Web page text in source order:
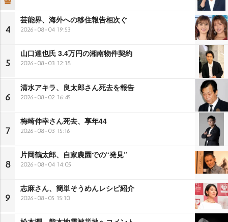
4
芸能界、海外への移住報告相次ぐ
2026-08-04 19:53
5
山口達也氏 3.4万円の湘南物件契約
2026-08-03 12:18
6
清水アキラ、良太郎さん死去を報告
2026-08-02 16:45
7
梅崎伸幸さん死去、享年44
2026-08-03 15:16
8
片岡鶴太郎、自家農園での“発見”
2026-08-04 14:05
9
志麻さん、簡単そうめんレシピ紹介
2026-08-05 15:10